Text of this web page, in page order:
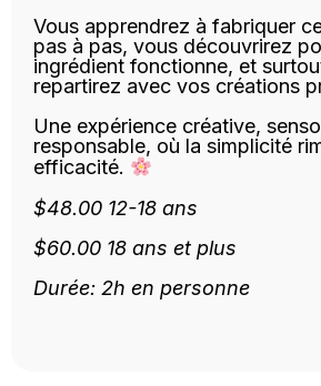
Vous apprendrez à fabriquer
pas à pas, vous découvrirez
ingrédient fonctionne, et
repartirez avec vos créations
Une expérience créative,
responsable, où la simplicité
efficacité.
$48.00 12-18 ans
$60.00 18 ans et plus
Durée: 2h en personne